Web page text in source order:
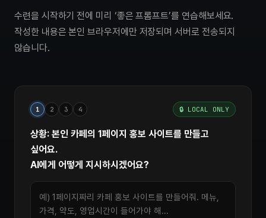
수련을 시작하기 전에 미리 ‘좋은 프롬프트’를 연습해보세요.
작성한 내용은 본인 브라우저에만 저장되며 서버로 전송되지
않습니다.
1 2 3 4 🔒 LOCAL ONLY
상황: 본인 카페의 1페이지 홍보 사이트를 만들고
싶어요.
AI에게 어떻게 지시하시겠어요?